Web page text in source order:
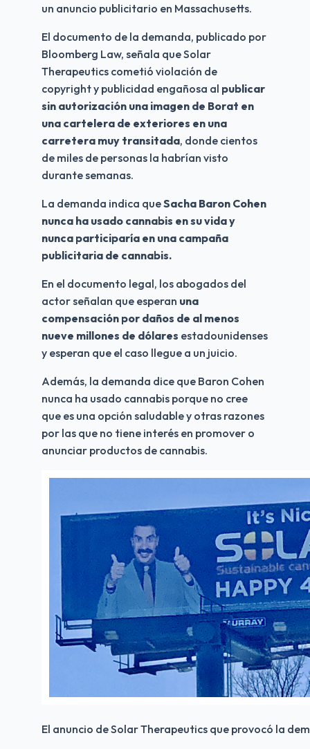
un anuncio publicitario en Massachusetts.
El documento de la demanda, publicado por
Bloomberg Law, señala que Solar
Therapeutics cometió violación de
copyright y publicidad engañosa al publicar
sin autorización una imagen de Borat en
una cartelera de exteriores en una
carretera muy transitada, donde cientos
de miles de personas la habrían visto
durante semanas.
La demanda indica que Sacha Baron Cohen
nunca ha usado cannabis en su vida y
nunca participaría en una campaña
publicitaria de cannabis.
En el documento legal, los abogados del
actor señalan que esperan una
compensación por daños de al menos
nueve millones de dólares estadounidenses
y esperan que el caso llegue a un juicio.
Además, la demanda dice que Baron Cohen
nunca ha usado cannabis porque no cree
que es una opción saludable y otras razones
por las que no tiene interés en promover o
anunciar productos de cannabis.
El anuncio de Solar Therapeutics que provocó la